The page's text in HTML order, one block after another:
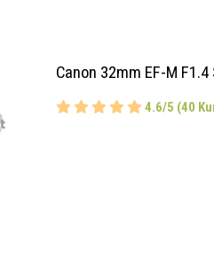
Canon 32mm EF-M F1.4
4.6/5 (40